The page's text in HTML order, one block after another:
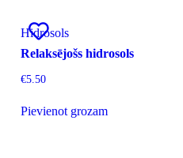
Hidrosols
Relaksējošs hidrosols
€5.50
Pievienot grozam